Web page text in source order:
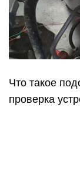
Что такое
проверка